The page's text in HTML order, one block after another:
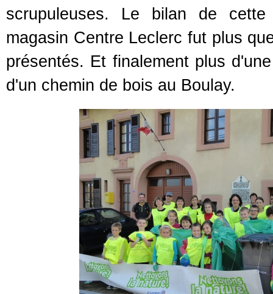
scrupuleuses. Le bilan de
magasin Centre Leclerc fut plus
présentés. Et finalement plus
d'un chemin de bois au Boulay.